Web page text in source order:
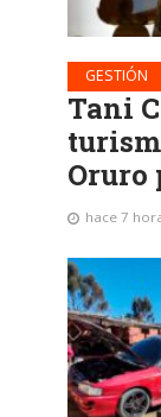
GESTIÓN
Tani
Oruro
hace 7